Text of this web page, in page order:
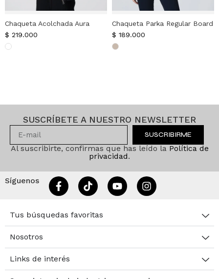
Chaqueta Acolchada Aura
$ 219.000
Chaqueta Parka Regular Board
$ 189.000
SUSCRÍBETE A NUESTRO NEWSLETTER
SUSCRIBIRME
Al suscribirte, confirmas que has leído la Política de
privacidad.
Síguenos
Tus búsquedas favoritas
Nosotros
Links de interés